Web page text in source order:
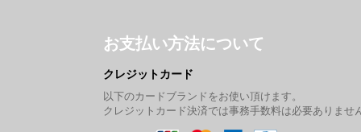
お支払い方法について
クレジットカード
以下のカードブランドをお使い頂けます。
クレジットカード決済では事務手数料は必要ありませ